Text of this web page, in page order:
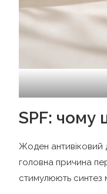
SPF: чому
Жоден антивіковий
головна причина
стимулюють синтез